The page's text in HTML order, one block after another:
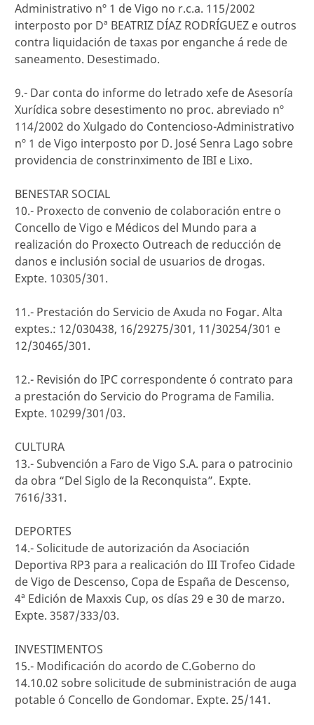
Administrativo nº 1 de Vigo no r.c.a. 115/2002
interposto por Dª BEATRIZ DÍAZ RODRÍGUEZ e outros
contra liquidación de taxas por enganche á rede de
saneamento. Desestimado.
9.- Dar conta do informe do letrado xefe de Asesoría
Xurídica sobre desestimento no proc. abreviado nº
114/2002 do Xulgado do Contencioso-Administrativo
nº 1 de Vigo interposto por D. José Senra Lago sobre
providencia de constrinximento de IBI e Lixo.
BENESTAR SOCIAL
10.- Proxecto de convenio de colaboración entre o
Concello de Vigo e Médicos del Mundo para a
realización do Proxecto Outreach de reducción de
danos e inclusión social de usuarios de drogas.
Expte. 10305/301.
11.- Prestación do Servicio de Axuda no Fogar. Alta
exptes.: 12/030438, 16/29275/301, 11/30254/301 e
12/30465/301.
12.- Revisión do IPC correspondente ó contrato para
a prestación do Servicio do Programa de Familia.
Expte. 10299/301/03.
CULTURA
13.- Subvención a Faro de Vigo S.A. para o patrocinio
da obra “Del Siglo de la Reconquista”. Expte.
7616/331.
DEPORTES
14.- Solicitude de autorización da Asociación
Deportiva RP3 para a realicación do III Trofeo Cidade
de Vigo de Descenso, Copa de España de Descenso,
4ª Edición de Maxxis Cup, os días 29 e 30 de marzo.
Expte. 3587/333/03.
INVESTIMENTOS
15.- Modificación do acordo de C.Goberno do
14.10.02 sobre solicitude de subministración de auga
potable ó Concello de Gondomar. Expte. 25/141.